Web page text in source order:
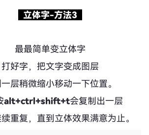
立体字-方法3
最最简单变立体字
打好字，把文字变成图层
层稍微缩小移动一下位置。
alt+ctrl+shift+t会复制出一层
重复，直到立体效果满意为止。